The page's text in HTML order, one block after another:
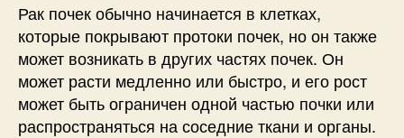
Рак почек обычно начинается в клетках,
которые покрывают протоки почек, но он также
может возникать в других частях почек. Он
может расти медленно или быстро, и его рост
может быть ограничен одной частью почки или
распространяться на соседние ткани и органы.